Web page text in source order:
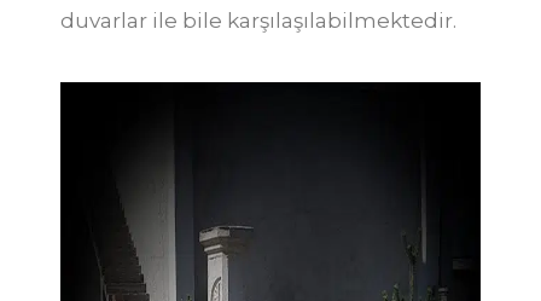
duvarlar ile bile karşılaşılabilmektedir.